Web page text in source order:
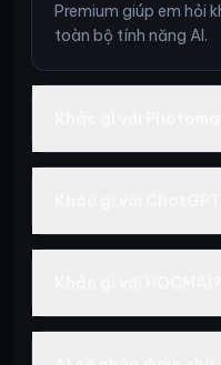
Premium giúp em hỏi
toàn bộ tính năng AI.